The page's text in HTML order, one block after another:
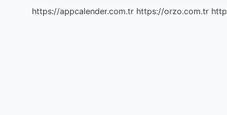
https://appcalender.com.tr https://orzo.com.tr